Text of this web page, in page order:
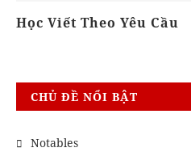
Học Viết Theo Yêu Cầu
CHỦ ĐỀ NỔI BẬT
Notables